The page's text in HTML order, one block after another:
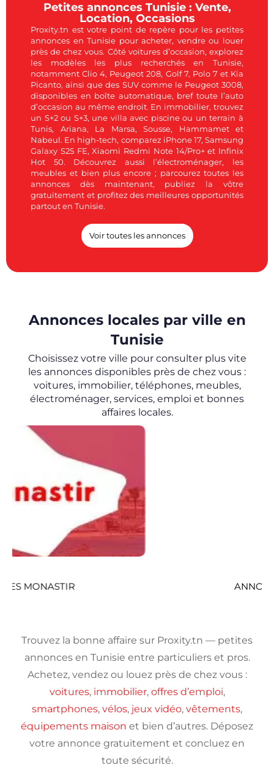
Petites annonces Tunisie : Vente,
Location, Occasions
Proxity.tn est votre point de repère pour les petites
annonces en Tunisie pour acheter, vendre ou louer
près de chez vous. Côté voitures d’occasion, explorez
les modèles les plus recherchés en Tunisie,
notamment Clio 4, Peugeot 208, Golf 7, Polo 7 et Kia
Picanto, ainsi que des SUV comme le Peugeot 3008,
disponibles en boîte automatique, bref toute l’auto
d’occasion au même endroit. En immobilier, trouvez
un S+2 ou S+3, une villa avec piscine ou un terrain à
Tunis, Ariana, La Marsa, Sousse, Hammamet et
Nabeul. En high-tech, comparez iPhone 17, Samsung
Galaxy S25 FE, Xiaomi Redmi Note 14/Pro+ et Infinix
Hot 50. Découvrez aussi l’électroménager, les
meubles et bien plus encore ; parcourez toutes les
annonces dès maintenant, publiez la vôtre
gratuitement et profitez des meilleures opportunités
partout en Tunisie.
Voir toutes les annonces
Annonces locales par ville en
Tunisie
Choisissez votre ville pour consulter plus vite
les annonces disponibles près de chez vous :
voitures, immobilier, téléphones, meubles,
électroménager, services, emploi et bonnes
affaires locales.
Trouvez la bonne affaire sur Proxity.tn — petites
annonces en Tunisie entre particuliers et pros.
Achetez, vendez ou louez près de chez vous :
voitures, immobilier, offres d’emploi,
smartphones, vélos, jeux vidéo, vêtements,
équipements maison et bien d’autres. Déposez
votre annonce gratuitement et concluez en
toute sécurité.